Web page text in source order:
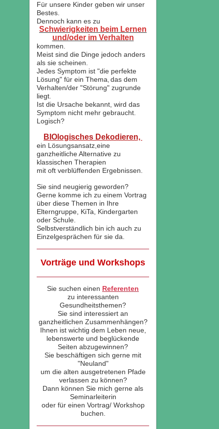
Für unsere Kinder geben wir unser
Bestes.
Dennoch kann es zu
Schwierigkeiten beim Lernen
und/oder im Verhalten
kommen.
Meist sind die Dinge jedoch anders
als sie scheinen.
Jedes Symptom ist "die perfekte
Lösung" für ein Thema, das dem
Verhalten/der "Störung" zugrunde
liegt.
Ist die Ursache bekannt, wird das
Symptom nicht mehr gebraucht.
Logisch?
BIOlogisches Dekodieren,
ein Lösungsansatz,eine
ganzheitliche Alternative zu
klassischen Therapien
mit oft verblüffenden Ergebnissen.
Sie sind neugierig geworden?
Gerne komme ich zu einem Vortrag
über diese Themen in Ihre
Elterngruppe, KiTa, Kindergarten
oder Schule.
Selbstverständlich bin ich auch zu
Einzelgesprächen für sie da.
Vorträge und Workshops
Sie suchen einen Referenten
zu interessanten
Gesundheitsthemen?
Sie sind interessiert an
ganzheitlichen Zusammenhängen?
Ihnen ist wichtig dem Leben neue,
lebenswerte und beglückende
Seiten abzugewinnen?
Sie beschäftigen sich gerne mit
"Neuland"
um die alten ausgetretenen Pfade
verlassen zu können?
Dann können Sie mich gerne als
Seminarleiterin
oder für einen Vortrag/ Workshop
buchen.